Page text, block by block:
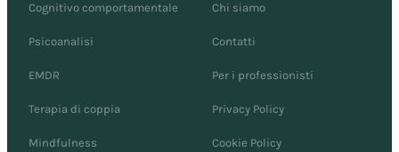
Cognitivo comportamentale
Psicoanalisi
EMDR
Terapia di coppia
Mindfulness
Chi siamo
Contatti
Per i professionisti
Privacy Policy
Cookie Policy